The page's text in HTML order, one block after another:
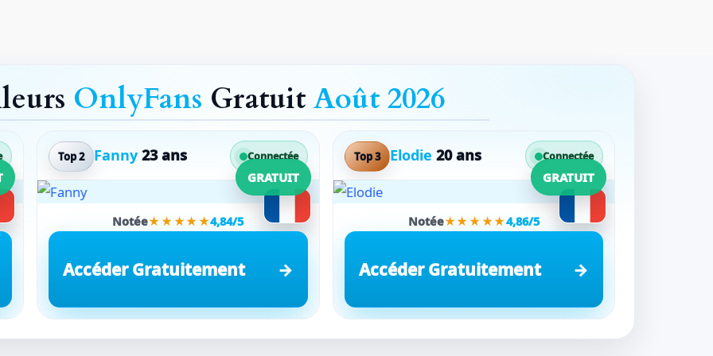
OnlyFans GratuitAoût 2026
Top 2 Fanny 23 ans Connectée
GRATUIT
Notée★★★★★4,84/5
Accéder Gratuitement
Top 3 Elodie 20 ans Connectée
GRATUIT
Notée★★★★★4,86/5
Accéder Gratuitement